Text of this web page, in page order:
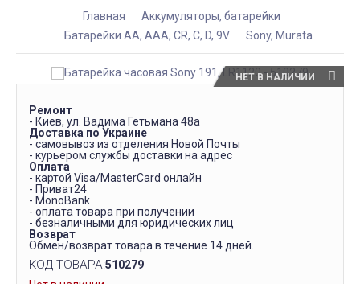
Главная
Аккумуляторы, батарейки
Батарейки АА, ААА, CR, C, D, 9V
Sony, Murata
НЕТ В НАЛИЧИИ
Ремонт
- Киев, ул. Вадима Гетьмана 48а
Доставка по Украине
- самовывоз из отделения Новой Почты
- курьером службы доставки на адрес
Оплата
- картой Visa/MasterCard онлайн
- Приват24
- MonoBank
- оплата товара при получении
- безналичными для юридических лиц
Возврат
Обмен/возврат товара в течение 14 дней.
КОД ТОВАРА:510279